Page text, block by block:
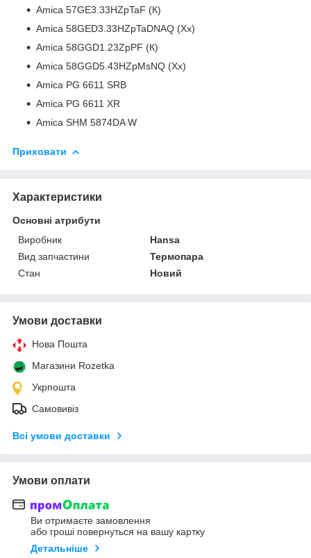
Amica 57GE3.33HZpTaF (К)
Amica 58GED3.33HZpTaDNAQ (Хх)
Amica 58GGD1.23ZpPF (К)
Amica 58GGD5.43HZpMsNQ (Хх)
Amica PG 6611 SRB
Amica PG 6611 XR
Amica SHM 5874DA W
Приховати
Характеристики
Основні атрибути
Виробник
Hansa
Вид запчастини
Термопара
Стан
Новий
Умови доставки
Нова Пошта
Магазини Rozetka
Укрпошта
Самовивіз
Всі умови доставки
Умови оплати
Ви отримаєте замовлення
або гроші повернуться на вашу картку
Детальніше